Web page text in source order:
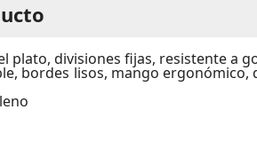
plato, divisiones fijas, resistente a
bordes lisos, mango